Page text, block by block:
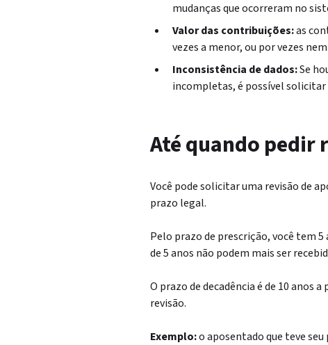
mudanças que ocorreram no
Valor das contribuições:as
vezes a menor, ou por vezes
Inconsistência de dados:Se
incompletas, é possível solicitar
Até quando pedir
Você pode solicitar uma revisão de
prazo legal.
Pelo prazo de prescrição, você tem
de 5 anos não podem mais ser
O prazo de decadência é de 10 anos
revisão.
Exemplo:o aposentado que teve